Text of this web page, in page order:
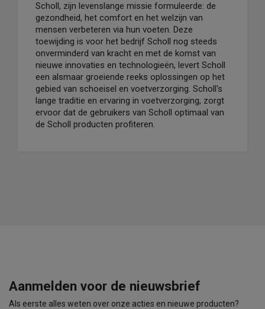
Scholl, zijn levenslange missie formuleerde: de
gezondheid, het comfort en het welzijn van
mensen verbeteren via hun voeten. Deze
toewijding is voor het bedrijf Scholl nog steeds
onverminderd van kracht en met de komst van
nieuwe innovaties en technologieën, levert Scholl
een alsmaar groeiende reeks oplossingen op het
gebied van schoeisel en voetverzorging. Scholl's
lange traditie en ervaring in voetverzorging, zorgt
ervoor dat de gebruikers van Scholl optimaal van
de Scholl producten profiteren.
Aanmelden voor de nieuwsbrief
Als eerste alles weten over onze acties en nieuwe producten?